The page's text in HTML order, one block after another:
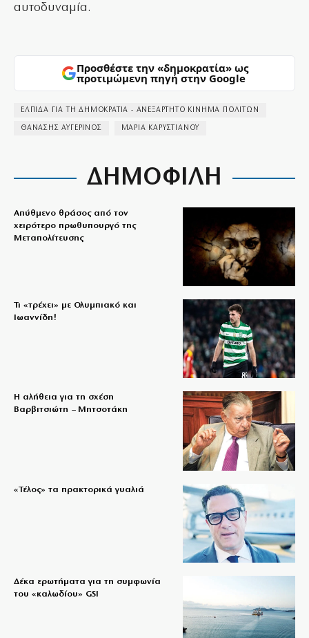
αυτοδυναμία.
Προσθέστε την «δημοκρατία» ως
προτιμώμενη πηγή στην Google
ΕΛΠΙΔΑ ΓΙΑ ΤΗ ΔΗΜΟΚΡΑΤΙΑ - ΑΝΕΞΑΡΤΗΤΟ ΚΙΝΗΜΑ ΠΟΛΙΤΩΝ
ΘΑΝΑΣΗΣ ΑΥΓΕΡΙΝΟΣ ΜΑΡΙΑ ΚΑΡΥΣΤΙΑΝΟΥ
ΔΗΜΟΦΙΛΗ
Απύθμενο θράσος από τον
χειρότερο πρωθυπουργό της
Μεταπολίτευσης
Τι «τρέχει» με Ολυμπιακό και
Ιωαννίδη!
Η αλήθεια για τη σχέση
Βαρβιτσιώτη – Μητσοτάκη
«Τέλος» τα πρακτορικά γυαλιά
Δέκα ερωτήματα για τη συμφωνία
του «καλωδίου» GSI